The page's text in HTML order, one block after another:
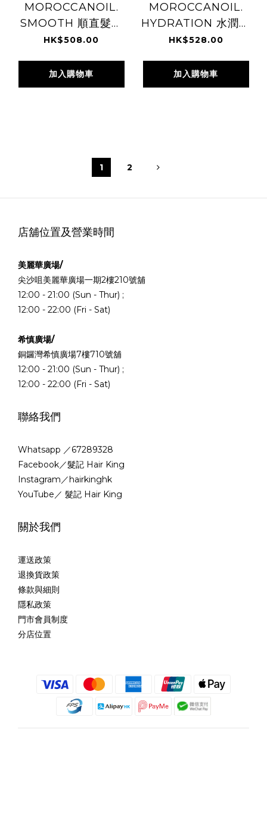
MOROCCANOIL.
SMOOTH 順直髮系
列 護髮素 1000ml
HK$508.00
加入購物車
MOROCCANOIL.
HYDRATION 水潤系
列 護髮素 1000ml
HK$528.00
加入購物車
1 2
店舖位置及營業時間
美麗華廣場/
尖沙咀美麗華廣場一期2樓210號舖
12:00 - 21:00 (Sun - Thur) ;
12:00 - 22:00 (Fri - Sat)
希慎廣場/
銅鑼灣希慎廣場7樓710號舖
12:00 - 21:00 (Sun - Thur) ;
12:00 - 22:00 (Fri - Sat)
聯絡我們
Whatsapp ／67289328
Facebook／髮記 Hair King
Instagram／hairkinghk
YouTube／ 髮記 Hair King
關於我們
運送政策
退換貨政策
條款與細則
隱私政策
門市會員制度
分店位置